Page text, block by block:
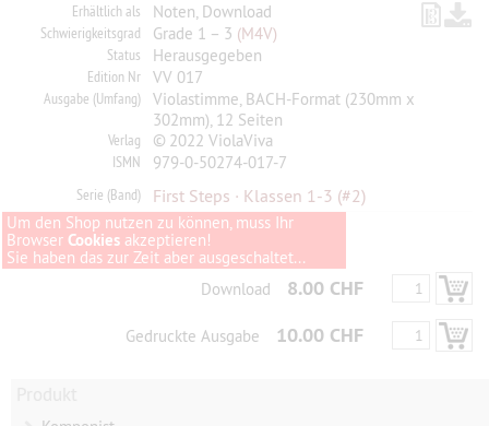
Erhältlich als Noten, Download
Schwierigkeitsgrad Grade 1 – 3 (M4V)
Status Herausgegeben
Edition Nr VV 017
Ausgabe (Umfang)
Violastimme, BACH-Format (230mm x
302mm), 12 Seiten
Verlag © 2022 ViolaViva
ISMN 979-0-50274-017-7
Serie (Band) First Steps · Klassen 1-3 (#2)
Um den Shop nutzen zu können, muss Ihr
Browser Cookies akzeptieren!
Sie haben das zur Zeit aber ausgeschaltet...
Download
8.00 CHF
Gedruckte Ausgabe 10.00 CHF